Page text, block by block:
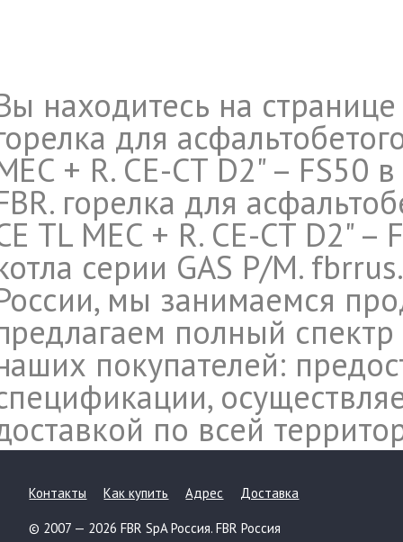
находитесь на
для
+ R. CE-CT D2" – FS50
горелка для
TL MEC + R. CE-CT D2" –
серии GAS P/M.
мы занимаемся
полный
покупателей:
по всей
Контакты Как купить Адрес Доставка
© 2007 — 2026 FBR SpA Россия. FBR Россия